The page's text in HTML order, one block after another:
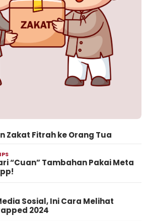
Zakat Fitrah ke Orang Tua
“Cuan” Tambahan Pakai Meta
Sosial, Ini Cara Melihat
2024